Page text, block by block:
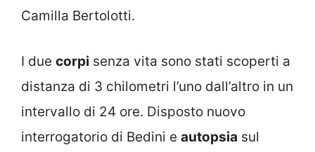
Camilla Bertolotti.
I due corpi senza vita sono stati scoperti a
distanza di 3 chilometri l’uno dall’altro in un
intervallo di 24 ore. Disposto nuovo
interrogatorio di Bedini e autopsia sul